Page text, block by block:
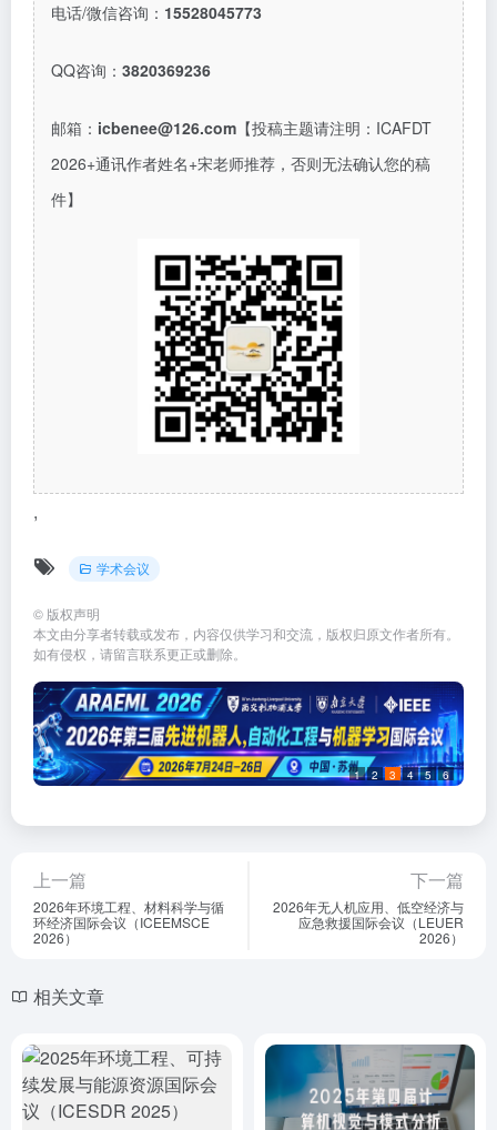
电话/微信咨询： 15528045773
QQ咨询： 3820369236
邮箱： icbenee@126.com 【投稿主题请注明： ICAFDT
2026+通讯作者姓名+宋老师推荐，否则无法确认您的稿
件】
,
学术会议
© 版权声明
本文由分享者转载或发布，内容仅供学习和交流，版权归原文作者所有。
如有侵权，请留言联系更正或删除。
1 2 3 4 5 6
上一篇
2026年环境工程、材料科学与循
环经济国际会议（ICEEMSCE
2026）
下一篇
2026年无人机应用、低空经济与
应急救援国际会议（LEUER
2026）
相关文章